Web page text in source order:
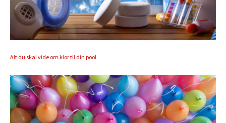
Alt du skal vide om klor til din pool